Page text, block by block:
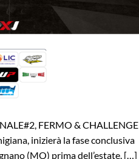
FERMO & CHALLENGE
inizierà la fase conclusiva
(MO) prima dell’estate. […]